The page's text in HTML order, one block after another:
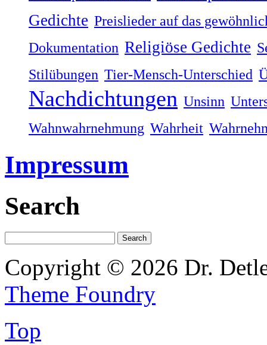
Gedichte Preislieder auf das
Dokumentation Religiöse Gedichte
Stilübungen Tier-Mensch-Unterschied
Nachdichtungen Unsinn
Wahnwahrnehmung Wahrheit
Impressum
Search
Copyright © 2026 Dr.
Theme Foundry
Top